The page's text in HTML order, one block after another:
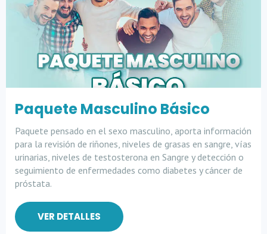
Paquete Masculino Básico
Paquete pensado en el sexo masculino, aporta información
para la revisión de riñones, niveles de grasas en sangre, vías
urinarias, niveles de testosterona en Sangre y detección o
seguimiento de enfermedades como diabetes y cáncer de
próstata.
VER DETALLES